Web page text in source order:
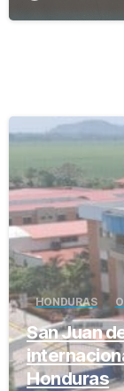
HONDURAS
San Juan
Honduras